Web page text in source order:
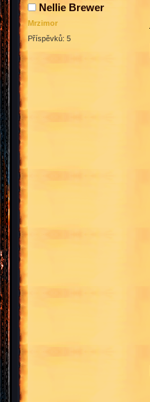
Nellie Brewer
Mrzimor
Příspěvků: 5